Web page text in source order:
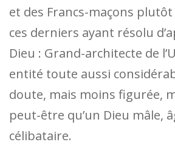
et des Francs-maçons
ces derniers ayant résolu
Dieu : Grand-architecte de
entité toute aussi
doute, mais moins figurée,
peut-être qu’un Dieu mâle,
célibataire.